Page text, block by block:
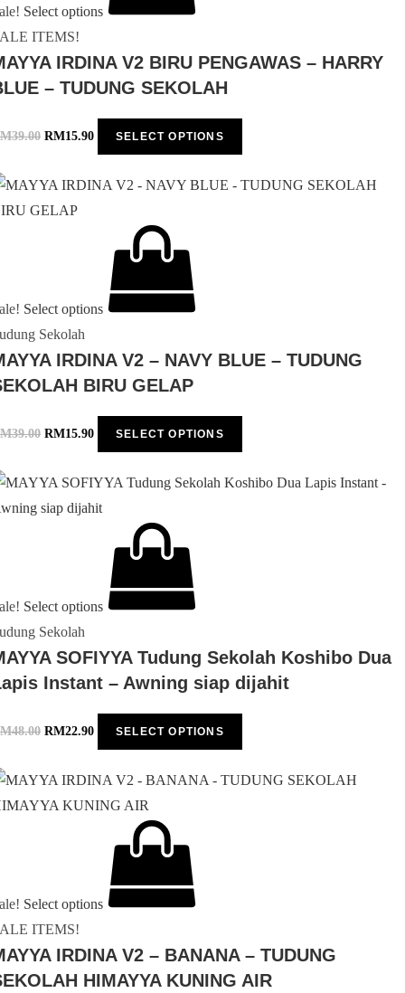
Select options
ITEMS!
IRDINA V2 BIRU PENGAWAS – HARRY
– TUDUNG SEKOLAH
39.00 RM15.90 SELECT OPTIONS
Select options
Sekolah
IRDINA V2 – NAVY BLUE – TUDUNG
BIRU GELAP
39.00 RM15.90 SELECT OPTIONS
Select options
Sekolah
SOFIYYA Tudung Sekolah Koshibo Dua
Instant – Awning siap dijahit
48.00 RM22.90 SELECT OPTIONS
Select options
ITEMS!
IRDINA V2 – BANANA – TUDUNG
HIMAYYA KUNING AIR